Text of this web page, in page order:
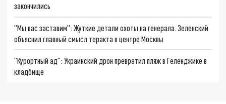
закончились
"Мы вас заставим": Жуткие детали охоты на генерала. Зеленский
объяснил главный смысл теракта в центре Москвы
"Курортный ад": Украинский дрон превратил пляж в Геленджике в
кладбище